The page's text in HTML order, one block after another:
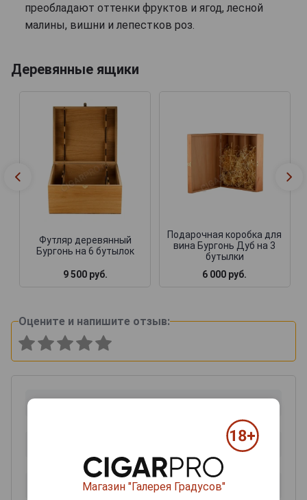
преобладают оттенки фруктов и ягод, лесной
малины, вишни и лепестков роз.
Деревянные ящики
Футляр деревянный
Бургонь на 6 бутылок
9 500 руб.
Подарочная коробка для
вина Бургонь Дуб на 3
бутылки
6 000 руб.
Оцените и напишите отзыв:
Магазин "Галерея Градусов"